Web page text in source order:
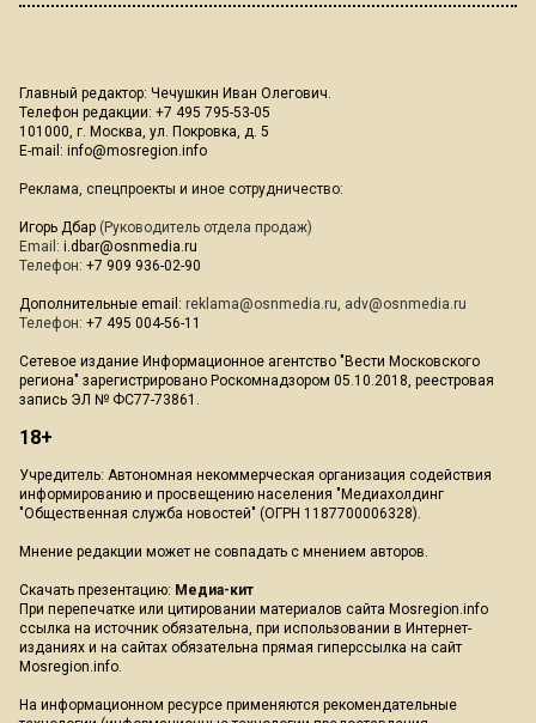
Главный редактор: Чечушкин Иван Олегович.
Телефон редакции: +7 495 795-53-05
101000, г. Москва, ул. Покровка, д. 5
E-mail: info@mosregion.info
Реклама, спецпроекты и иное сотрудничество:
Игорь Дбар (Руководитель отдела продаж)
Email: i.dbar@osnmedia.ru
Телефон: +7 909 936-02-90
Дополнительные email: reklama@osnmedia.ru, adv@osnmedia.ru
Телефон: +7 495 004-56-11
Сетевое издание Информационное агентство "Вести Московского
региона" зарегистрировано Роскомнадзором 05.10.2018, реестровая
запись ЭЛ № ФС77-73861.
18+
Учредитель: Автономная некоммерческая организация содействия
информированию и просвещению населения "Медиахолдинг
"Общественная служба новостей" (ОГРН 1187700006328).
Мнение редакции может не совпадать с мнением авторов.
Скачать презентацию: Медиа-кит
При перепечатке или цитировании материалов сайта Mosregion.info
ссылка на источник обязательна, при использовании в Интернет-
изданиях и на сайтах обязательна прямая гиперссылка на сайт
Mosregion.info.
На информационном ресурсе применяются рекомендательные